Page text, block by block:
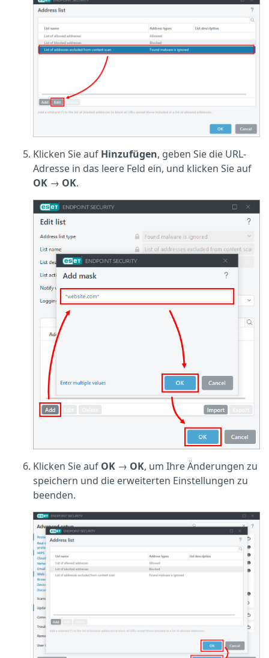
Klicken Sie auf Hinzufügen, geben Sie die URL-
Adresse in das leere Feld ein, und klicken Sie auf
OK → OK.
Klicken Sie auf OK → OK, um Ihre Änderungen zu
speichern und die erweiterten Einstellungen zu
beenden.